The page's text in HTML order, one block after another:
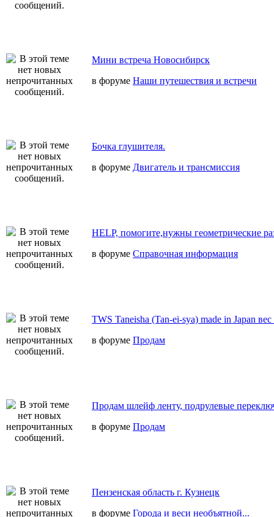
Мини встреча Новосибирск
в форуме Наши путешествия и встречи
Бочка глушителя.
в форуме Двигатель и трансмиссия
HELP, помогите,нужны геометрические
в форуме Справочная информация
TWS Taneisha (Tan-ei-sya) made in Japan
в форуме Продам
Продам шлейф ленту, подрулевые
в форуме Продам
Пензенская область г. Кузнецк
в форуме Города и веси необъятной...